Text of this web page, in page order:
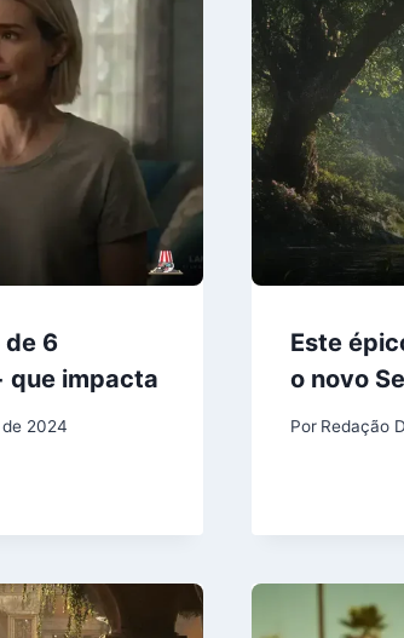
de 6
que impacta
de 2024
Este
o novo
Por Redação